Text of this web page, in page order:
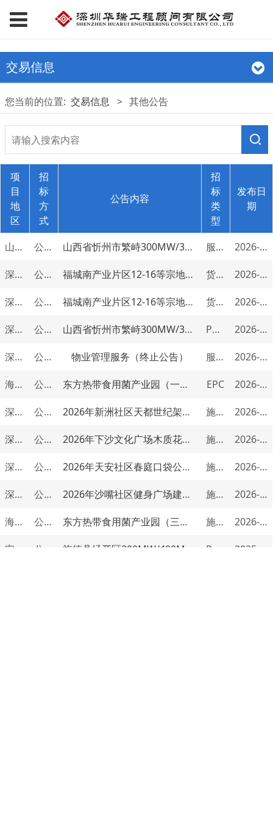
交易信息
您当前的位置: 交易信息 > 其他公告
项
目
地
区
招
标
方
式
公告内容
招
标
类
型
发布日
期
山西省忻州市 公开招标 山西省忻州市繁峙300MW/300MWh共享储能电站项目（勘察、设计及专项报告服务）（终止公告） 服务类 2026-07-31
深圳市 公开招标 福城南产业片区12-16等宗地项目一标段12-04-02宗地入户门采购项目流标情况说明 货物类 2026-07-07
深圳市 公开招标 福城南产业片区12-16等宗地项目一标段12-10-01宗地水泥基渗透结晶型防水剂采购项目流标情况说明 货物类 2026-07-02
深圳市 公开招标 山西省忻州市繁峙300MW/300MWh共享储能电站项目PC总承包（重新招标）（终止招标） PC类 2026-06-30
深圳市 公开招标 物业管理服务（终止公告） 服务类 2026-06-18
海南省 公开招标 东方热带食用菌产业园（一期）设计采购施工总承包（EPC）(候选公告） EPC 2026-06-05
深圳市 公开招标 2026年新洲社区天都世纪架空层建设项目（终止公告） 施工类 2026-04-20
深圳市 公开招标 2026年下沙文化广场木质花箱更换项目（终止公告） 施工类 2026-04-20
深圳市 公开招标 2026年天安社区春庭口袋公园建设项目（终止公告） 施工类 2026-04-20
深圳市 公开招标 2026年沙嘴社区健身广场建设项目（终止公告） 施工类 2026-04-20
海南省海口市 公开招标 东方热带食用菌产业园（三期）EPC设计施工总承包候选人公示 施工总承包 2026-04-03